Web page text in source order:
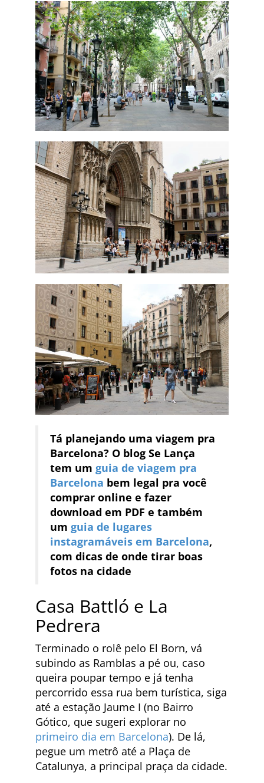
Tá planejando uma viagem pra
Barcelona? O blog Se Lança
tem um guia de viagem pra
Barcelona bem legal pra você
comprar online e fazer
download em PDF e também
um guia de lugares
instagramáveis em Barcelona,
com dicas de onde tirar boas
fotos na cidade
Casa Battló e La
Pedrera
Terminado o rolê pelo El Born, vá
subindo as Ramblas a pé ou, caso
queira poupar tempo e já tenha
percorrido essa rua bem turística, siga
até a estação Jaume I (no Bairro
Gótico, que sugeri explorar no
primeiro dia em Barcelona). De lá,
pegue um metrô até a Plaça de
Catalunya, a principal praça da cidade.